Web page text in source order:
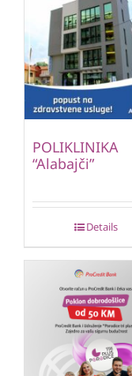
POLIKLINIKA
“Alabajči”
Details